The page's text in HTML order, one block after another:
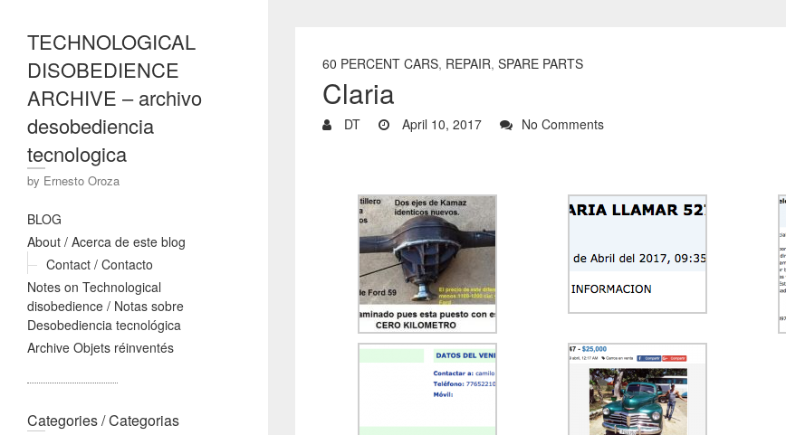
TECHNOLOGICAL
DISOBEDIENCE
ARCHIVE – archivo
desobediencia
tecnologica
by Ernesto Oroza
BLOG
About / Acerca de este blog
Contact / Contacto
Notes on Technological
disobedience / Notas sobre
Desobediencia tecnológica
Archive Objets réinventés
60 PERCENT CARS, REPAIR, SPARE PARTS
Claria
DT April 10, 2017 No Comments
Categories / Categorias